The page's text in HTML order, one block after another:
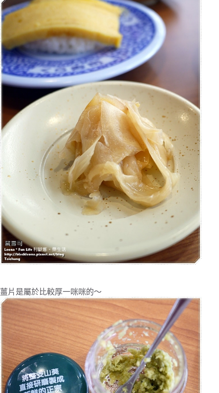
薑片是屬於比較厚一咪咪的～